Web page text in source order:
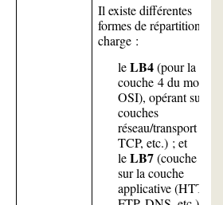
Il existe différentes
formes de répartition de
charge :
leLB4(pour la
couche 4 du modèle
OSI), opérant sur les
couches
réseau/transport (IP,
TCP, etc.) ; et
leLB7(couche 7)
sur la couche
applicative (HTTP,